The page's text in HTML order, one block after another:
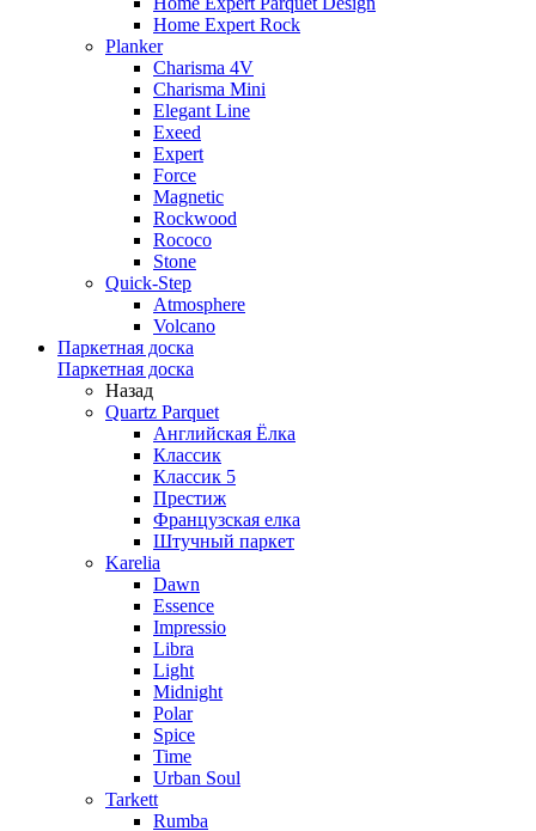
Home Expert Rock
Planker
Charisma 4V
Charisma Mini
Elegant Line
Exeed
Expert
Force
Magnetic
Rockwood
Rococo
Stone
Quick-Step
Atmosphere
Volcano
Паркетная доска
Паркетная доска
Назад
Quartz Parquet
Английская Ёлка
Классик
Классик 5
Престиж
Французская елка
Штучный паркет
Karelia
Dawn
Essence
Impressio
Libra
Light
Midnight
Polar
Spice
Time
Urban Soul
Tarkett
Rumba